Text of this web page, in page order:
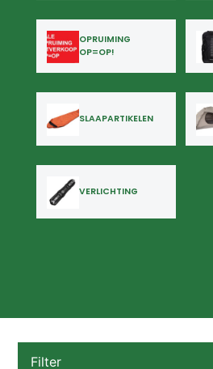
OPRUIMING
OP=OP!
SLAAPARTIKELEN
VERLICHTING
Filter